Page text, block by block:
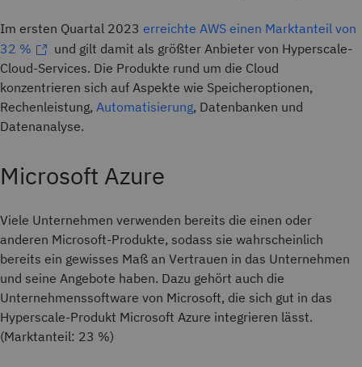
Im ersten Quartal 2023 erreichte AWS einen Marktanteil von
32 %
und gilt damit als größter Anbieter von Hyperscale-
Cloud-Services. Die Produkte rund um die Cloud
konzentrieren sich auf Aspekte wie Speicheroptionen,
Rechenleistung, Automatisierung, Datenbanken und
Datenanalyse.
Microsoft Azure
Viele Unternehmen verwenden bereits die einen oder
anderen Microsoft-Produkte, sodass sie wahrscheinlich
bereits ein gewisses Maß an Vertrauen in das Unternehmen
und seine Angebote haben. Dazu gehört auch die
Unternehmenssoftware von Microsoft, die sich gut in das
Hyperscale-Produkt Microsoft Azure integrieren lässt.
(Marktanteil: 23 %)